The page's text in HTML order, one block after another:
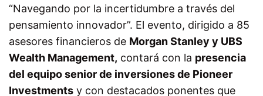
“Navegando por la incertidumbre a través del
pensamiento innovador”. El evento, dirigido a 85
asesores financieros de Morgan Stanley y UBS
Wealth Management, contará con la presencia
del equipo senior de inversiones de Pioneer
Investments y con destacados ponentes que